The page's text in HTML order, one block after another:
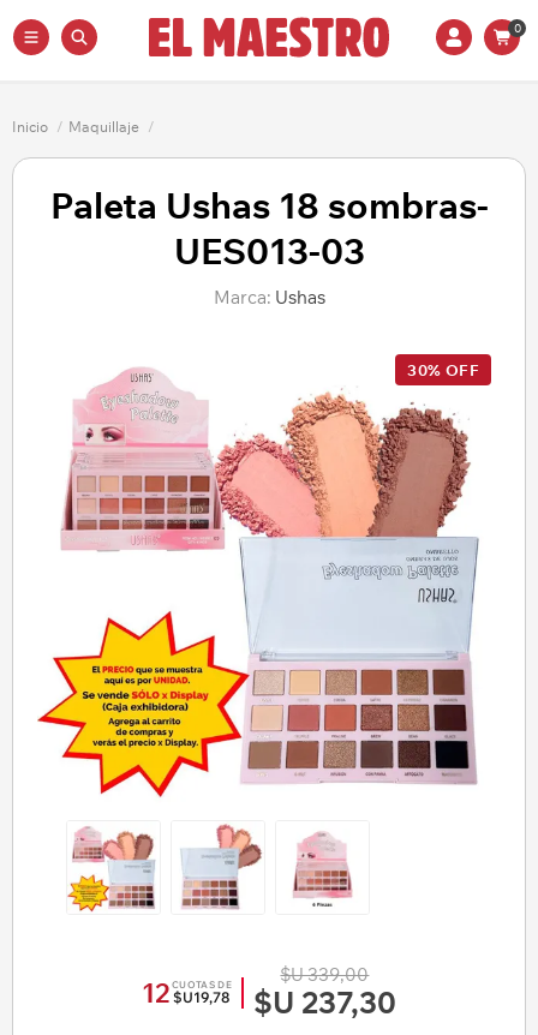
0
Inicio / Maquillaje /
Paleta Ushas 18 sombras-
UES013-03
Marca: Ushas
30% OFF
12 CUOTAS DE
$U19,78
$U 339,00
$U 237,30